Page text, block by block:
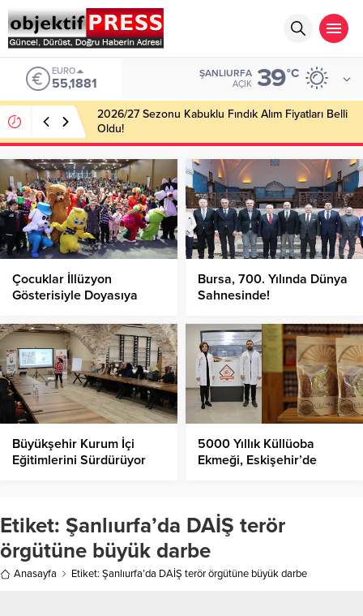
EURO
55,1881
ŞANLIURFA
AÇIK 39°C
2026/27 Sezonu Kabuklu Fındık Alım Fiyatları Belli
Oldu!
Çocuklar İllüzyon
Gösterisiyle Doyasıya
Bursa, 700. Yılında Dünya
Sahnesinde!
Büyükşehir Kurum İçi
Eğitimlerini Sürdürüyor
5000 Yıllık Küllüoba
Ekmeği, Eskişehir’de
Etiket: Şanlıurfa’da DAİŞ terör
örgütüne büyük darbe
Anasayfa Etiket: Şanlıurfa’da DAİŞ terör örgütüne büyük darbe